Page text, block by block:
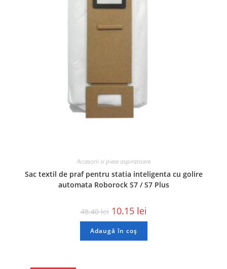
Accesorii si piese aspiratoare
Sac textil de praf pentru statia inteligenta cu golire
automata Roborock S7 / S7 Plus
48.40lei 10.15 lei
Adaugă în coș